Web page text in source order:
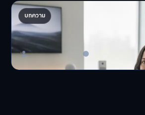
บทความ
AI จัดพอร์ตให้ปัง! เทรนด์ลงทุนยุค
จอ
AI จัดพอร์ตให้ปัง! หมด…
Master Bussiness 23 มิถุนายน 2026